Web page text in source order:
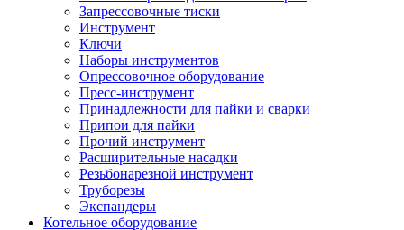
Запрессовочные тиски
Инструмент
Ключи
Наборы инструментов
Опрессовочное оборудование
Пресс-инструмент
Принадлежности для пайки и сварки
Припои для пайки
Прочий инструмент
Расширительные насадки
Резьбонарезной инструмент
Труборезы
Экспандеры
Котельное оборудование